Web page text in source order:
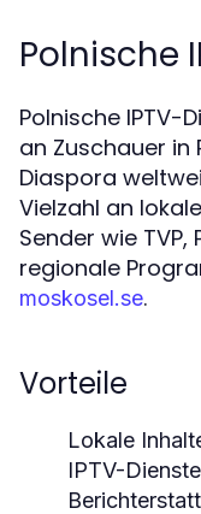
Polnische
Polnische IPTV-
an Zuschauer in
Diaspora
Vielzahl an
Sender wie TVP,
regionale
moskosel.se.
Vorteile
Lokale
IPTV-